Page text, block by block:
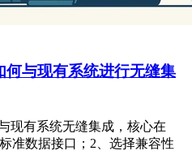
何与现有系统进行无缝集
现有系统无缝集成，核心在
准数据接口；2、选择兼容性